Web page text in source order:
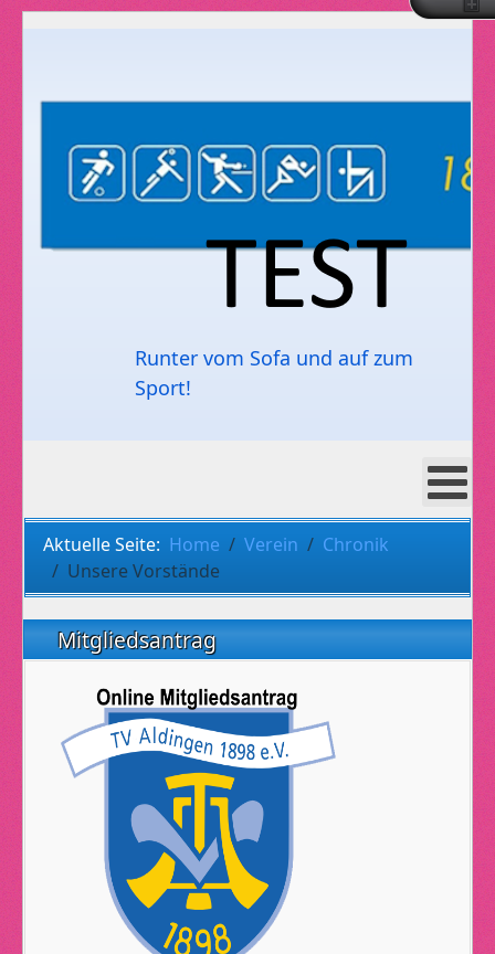
Runter vom Sofa und auf zum
Sport!
Aktuelle Seite: Home Verein
Chronik
Unsere Vorstände
Mitgliedsantrag